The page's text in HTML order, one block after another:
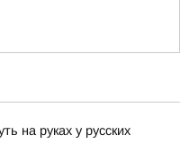
на руках у русских